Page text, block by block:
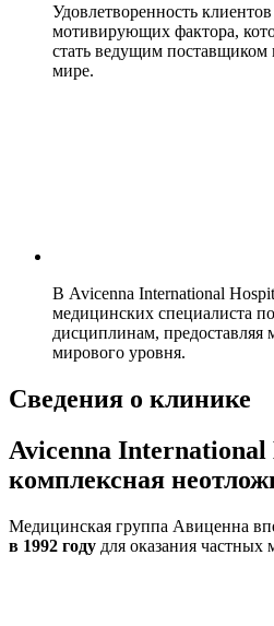
Удовлетворенность
мотивирующих фактора,
стать ведущим
мире.
В Avicenna International
медицинских специалиста
дисциплинам,
мирового уровня.
Сведения о клинике
Avicenna
комплексная
Медицинская группа Авиценна
в 1992 году для оказания частных